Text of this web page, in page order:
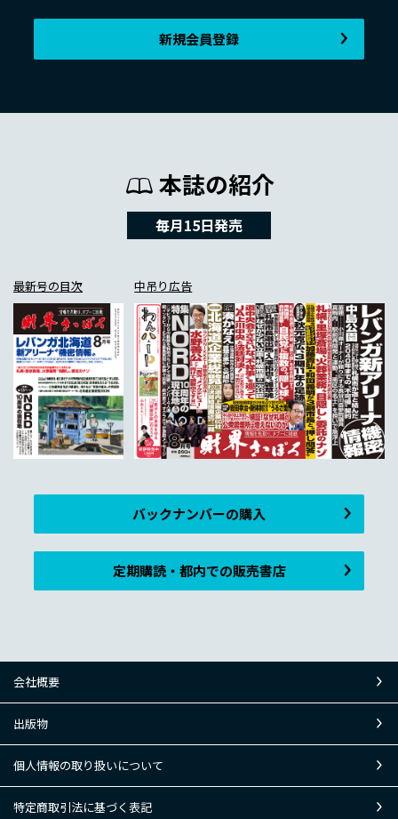
新規会員登録
本誌の紹介
毎月15日発売
最新号の目次 中吊り広告
バックナンバーの購入
定期購読・都内での販売書店
会社概要
出版物
個人情報の取り扱いについて
特定商取引法に基づく表記